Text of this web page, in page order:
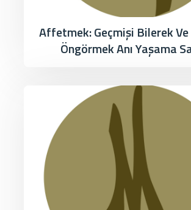
Affetmek: Geçmişi Bilerek Ve
Öngörmek Anı Yaşama